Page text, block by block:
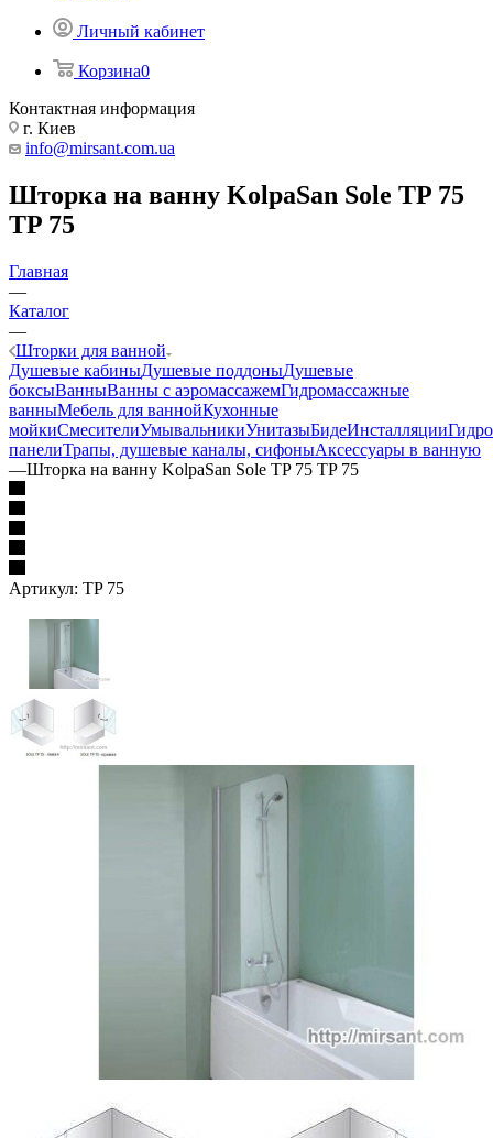
Личный кабинет
Корзина0
Контактная информация
г. Киев
info@mirsant.com.ua
Шторка на ванну KolpaSan Sole TP 75
TP 75
Главная
—
Каталог
—
Шторки для ванной
Душевые кабиныДушевые поддоныДушевые
боксыВанныВанны с аэромассажемГидромассажные
ванныМебель для ваннойКухонные
мойкиСмесителиУмывальникиУнитазыБидеИнсталляции
панелиТрапы, душевые каналы, сифоныАксессуары в ванную
—Шторка на ванну KolpaSan Sole TP 75 TP 75
Артикул: TP 75